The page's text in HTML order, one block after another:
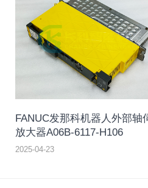
FANUC发那科机器人外部轴
放大器A06B-6117-H106
2025-04-23